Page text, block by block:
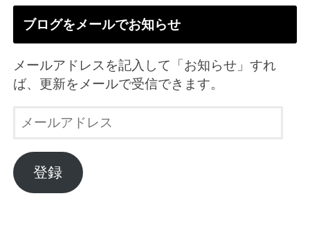
ブログをメールでお知らせ
メールアドレスを記入して「お知らせ」すれ
ば、更新をメールで受信できます。
ル
ア
ド
登録